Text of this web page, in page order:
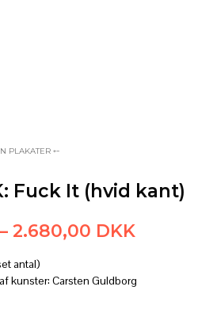
PLAKATER ⤌
Fuck It (hvid kant)
– 2.680,00 DKK
til
antal)
kunster: Carsten Guldborg